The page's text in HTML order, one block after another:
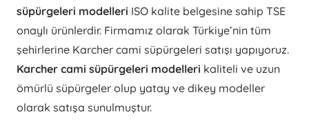
süpürgeleri modelleri ISO kalite belgesine sahip TSE
onaylı ürünlerdir. Firmamız olarak Türkiye’nin tüm
şehirlerine Karcher cami süpürgeleri satışı yapıyoruz.
Karcher cami süpürgeleri modelleri kaliteli ve uzun
ömürlü süpürgeler olup yatay ve dikey modeller
olarak satışa sunulmuştur.